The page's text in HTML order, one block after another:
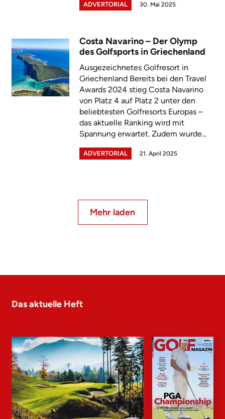
ADVERTORIAL 30. Mai 2025
Costa Navarino – Der Olymp
des Golfsports in Griechenland
Ausgezeichnetes Golfresort in
Griechenland Bereits bei den Travel
Awards 2024 stieg Costa Navarino
von Platz 4 auf Platz 2 unter den
beliebtesten Golfresorts Europas –
das aktuelle Ranking wird mit
Spannung erwartet. Zudem wurde...
ADVERTORIAL 21. April 2025
Mehr laden
Das aktuelle Heft